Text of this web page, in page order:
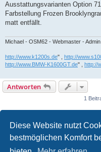
Diese Website nutzt
bestmöglichen Komfort
Ausstattungsvarianten Option
Farbstellung Frozen
matt entfällt.
Michael - OSM62 - Webmaster - Admin
http://www.k1200s.de" , http://
http://www.BMW-K1600GT.de" , http://
Antworten
1
Portal Foren-Übersicht